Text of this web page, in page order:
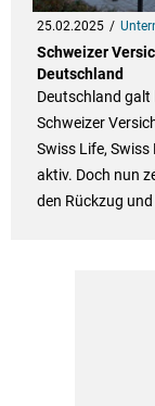
25.02.2025
Schweizer
Deutschland
Deutschland
Schweizer
Swiss Life,
aktiv. Doch nun
den Rückzug